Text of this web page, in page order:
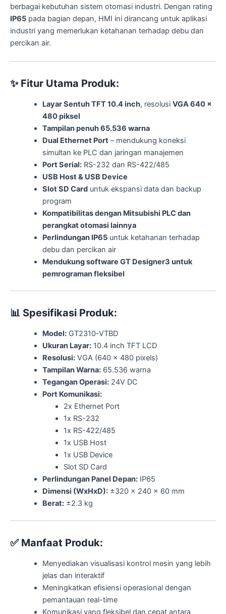
berbagai kebutuhan sistem otomasi industri. Dengan rating
IP65 pada bagian depan, HMI ini dirancang untuk aplikasi
industri yang memerlukan ketahanan terhadap debu dan
percikan air.
✨ Fitur Utama Produk:
Layar Sentuh TFT 10.4 inch, resolusi VGA 640 x
480 piksel
Tampilan penuh 65.536 warna
Dual Ethernet Port – mendukung koneksi
simultan ke PLC dan jaringan manajemen
Port Serial:RS-232 dan RS-422/485
USB Host & USB Device
Slot SD Carduntuk ekspansi data dan backup
program
Kompatibilitas dengan Mitsubishi PLC dan
perangkat otomasi lainnya
Perlindungan IP65untuk ketahanan terhadap
debu dan percikan air
Mendukung software GT Designer3 untuk
pemrograman fleksibel
📊 Spesifikasi Produk:
Model:GT2310-VTBD
Ukuran Layar:10.4 inch TFT LCD
Resolusi:VGA (640 x 480 pixels)
Tampilan Warna:65.536 warna
Tegangan Operasi:24V DC
Port Komunikasi:
2x Ethernet Port
1x RS-232
1x RS-422/485
1x USB Host
1x USB Device
Slot SD Card
Perlindungan Panel Depan:IP65
Dimensi (WxHxD):±320 x 240 x 60 mm
Berat:±2.3 kg
✅ Manfaat Produk:
Menyediakan visualisasi kontrol mesin yang lebih
jelas dan interaktif
Meningkatkan efisiensi operasional dengan
pemantauan real-time
Komunikasi yang fleksibel dan cepat antara